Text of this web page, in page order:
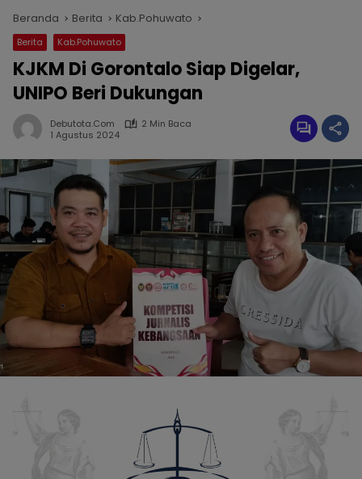
Beranda Berita Kab.Pohuwato
Berita Kab.Pohuwato
KJKM Di Gorontalo Siap Digelar,
UNIPO Beri Dukungan
Debutota.com
2 Min Baca
1 Agustus 2024